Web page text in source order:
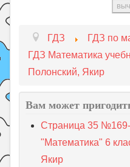
ГДЗ
ГДЗ по
ГДЗ Математика
Полонский, Якир
Вам может
Страница 35
"Математика" 6
Якир